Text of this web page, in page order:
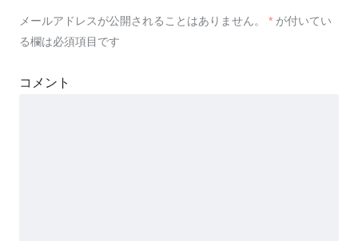
メールアドレスが公開されることはありません。 * が付いてい
る欄は必須項目です
コメント